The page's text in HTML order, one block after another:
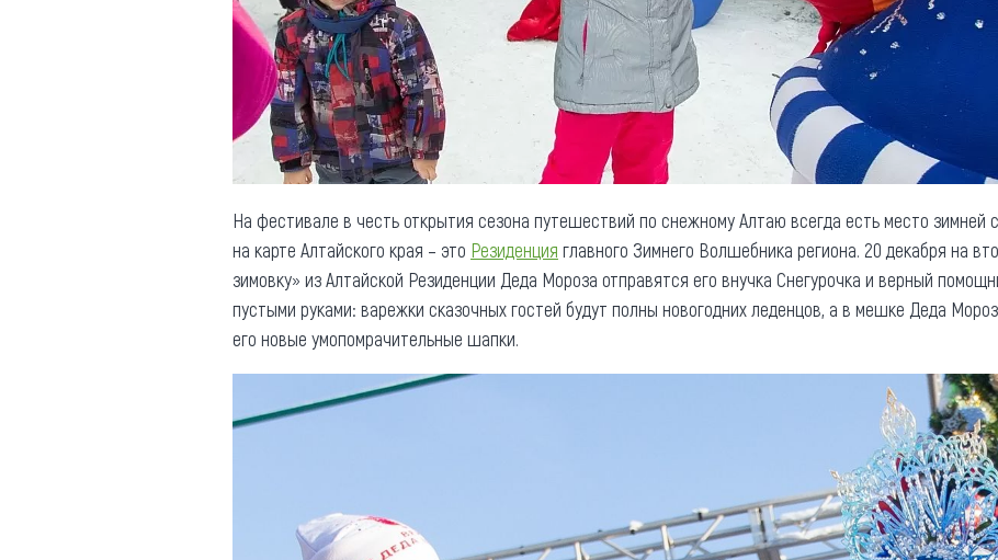
Обращения граждан
Противодействие коррупции
На фестивале в честь открытия сезона путешествий по снежному Алтаю всегда есть место зимней
на карте Алтайского края – это Резиденция главного Зимнего Волшебника региона. 20 декабря на
зимовку» из Алтайской Резиденции Деда Мороза отправятся его внучка Снегурочка и верный
пустыми руками: варежки сказочных гостей будут полны новогодних леденцов, а в мешке Деда
его новые умопомрачительные шапки.